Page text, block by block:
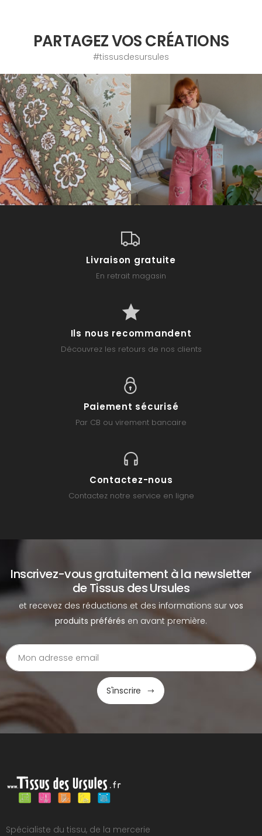
PARTAGEZ VOS CRÉATIONS
#tissusdesursules
Livraison gratuite
En retrait magasin
Ils nous recommandent
Découvrez les retours de nos clients
Paiement sécurisé
Par CB ou virement bancaire
Contactez-nous
Contactez notre service en ligne
Inscrivez-vous gratuitement à la newsletter
de Tissus des Ursules
et recevez des réductions et des informations sur vos
produits préférés en avant première.
S'inscrire
Spécialiste du tissu, de la mercerie